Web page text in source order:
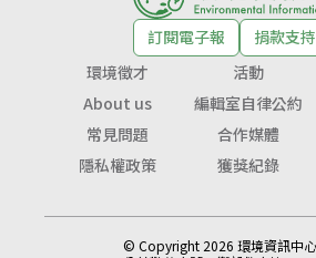
訂閱電子報
捐款支持
環境徵才
活動
About us
編輯室自律公約
常見問題
合作媒體
隱私權政策
獲獎紀錄
© Copyright 2026 環境資訊中